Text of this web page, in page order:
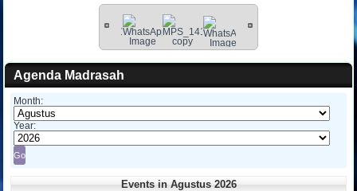
Agenda Madrasah
Month:
Year:
Events in Agustus 2026